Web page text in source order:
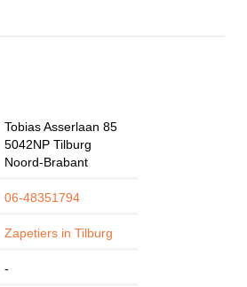
Tobias Asserlaan 85
5042NP Tilburg
Noord-Brabant
06-48351794
Zapetiers in Tilburg
-